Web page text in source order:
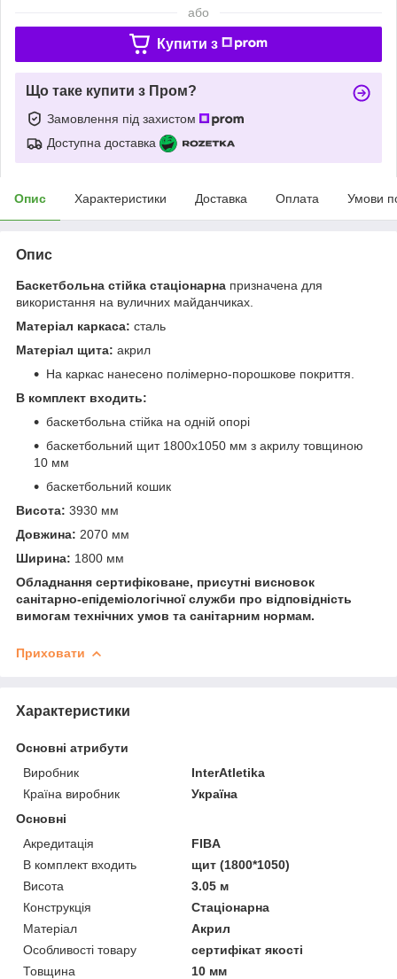
або
Купити з
Що таке купити з Пром?
Замовлення під захистом
Доступна доставка
Опис Характеристики Доставка Оплата Умови
Опис
Баскетбольна стійка стаціонарна призначена для
використання на вуличних майданчиках.
Матеріал каркаса: сталь
Матеріал щита: акрил
На каркас нанесено полімерно-порошкове покриття.
В комплект входить:
баскетбольна стійка на одній опорі
баскетбольний щит 1800х1050 мм з акрилу товщиною
10 мм
баскетбольний кошик
Висота: 3930 мм
Довжина: 2070 мм
Ширина: 1800 мм
Обладнання сертифіковане, присутні висновок
санітарно-епідеміологічної служби про відповідність
вимогам технічних умов та санітарним нормам.
Приховати
Характеристики
Основні атрибути
Виробник
InterAtletika
Країна виробник
Україна
Основні
Акредитація
FIBA
В комплект входить
щит (1800*1050)
Висота
3.05 м
Конструкція
Стаціонарна
Матеріал
Акрил
Особливості товару
сертифікат якості
Товщина
10 мм